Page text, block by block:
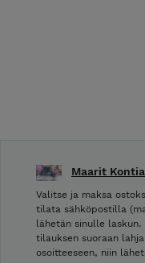
Maarit
Valitse ja maksa
tilata sähköpostilla
lähetän sinulle laskun.
tilauksen suoraan
osoitteeseen, niin